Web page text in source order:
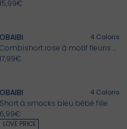
Voir les idées
Voir les pantalons >
Voir les robes >
Voir les shorts >
15,99€
OBAIBI 4 Coloris
Combishort rose à motif fleuris bébé fille
17,99€
LOVE PRICE
OBAIBI 4 Coloris
Short à smocks bleu bébé fille
6,99€